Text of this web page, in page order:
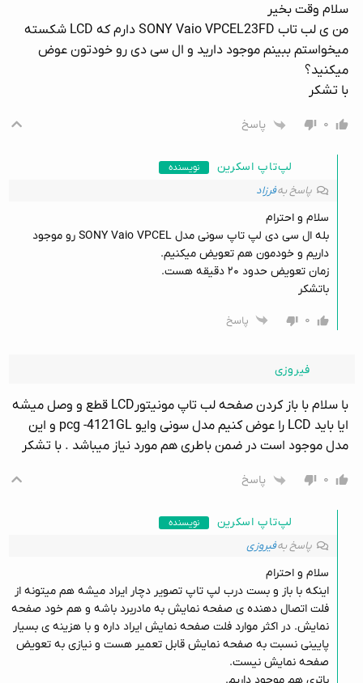
سلام وقت بخیر
من ی لب تاب SONY Vaio VPCEL23FD دارم که LCD شکسته
میخواستم ببینم موجود دارید و ال سی دی رو خودتون عوض
میکنید؟
با تشکر
۰ پاسخ
لپ‌تاپ اسکرین نویسنده
پاسخ بهفرزاد
سلام و احترام
بله ال سی دی لپ تاپ سونی مدل SONY Vaio VPCEL رو موجود
داریم و خودمون هم تعویض میکنیم.
زمان تعویض حدود ۲۰ دقیقه هست.
باتشکر
۰
پاسخ
فیروزی
با سلام با باز کردن صفحه لب تاپ مونیتورLCD قطع و وصل میشه
ایا باید LCD را عوض کنیم مدل سونی وایو pcg -4121GL و این
مدل موجود است در ضمن باطری هم مورد نیاز میباشد . با تشکر
۰ پاسخ
لپ‌تاپ اسکرین نویسنده
پاسخ بهفیروزی
سلام و احترام
اینکه با باز و بست درب لپ تاپ تصویر دچار ایراد میشه هم میتونه از
فلت اتصال دهنده ی صفحه نمایش به مادربرد باشه و هم خود صفحه
نمایش. در اکثر موارد فلت صفحه نمایش ایراد داره و با هزینه ی بسیار
پایینی نسبت به صفحه نمایش قابل تعمیر هست و نیازی به تعویض
صفحه نمایش نیست.